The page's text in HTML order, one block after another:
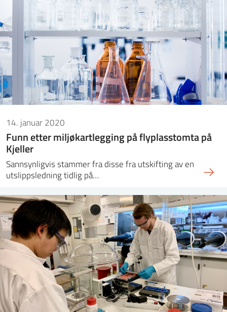
14. januar 2020
Funn etter miljøkartlegging på flyplasstomta på
Kjeller
Sannsynligvis stammer fra disse fra utskifting av en
utslippsledning tidlig på…